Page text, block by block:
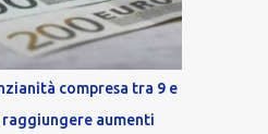
compresa tra 9 e
aumenti